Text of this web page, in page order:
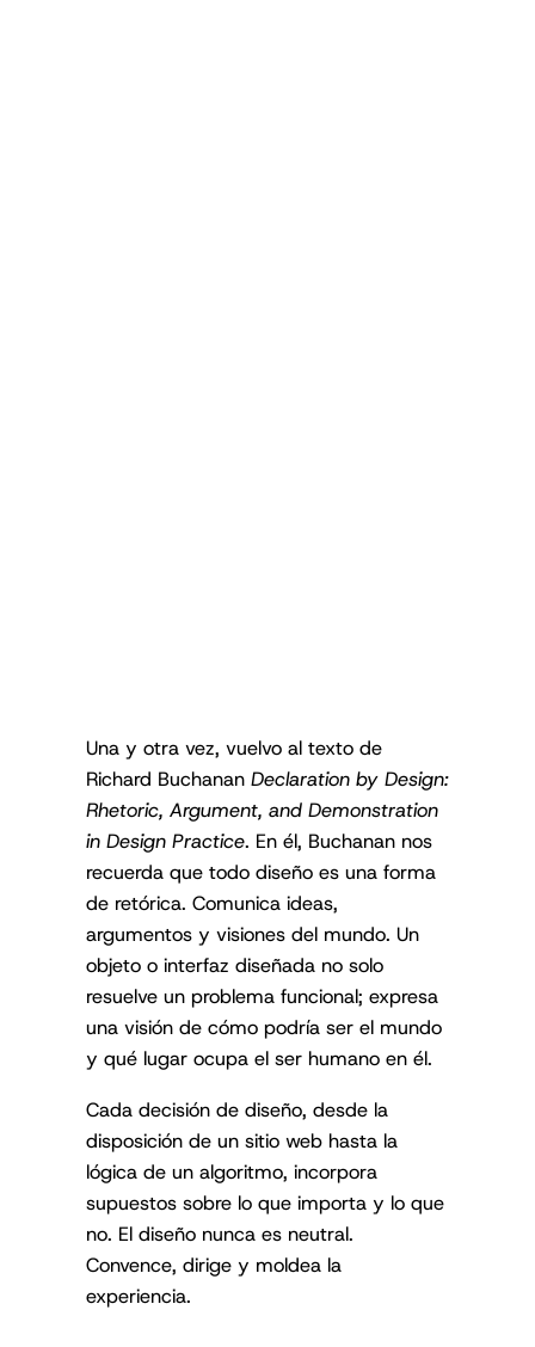
Una y otra vez, vuelvo al texto de
Richard Buchanan Declaration by Design:
Rhetoric, Argument, and Demonstration
in Design Practice. En él, Buchanan nos
recuerda que todo diseño es una forma
de retórica. Comunica ideas,
argumentos y visiones del mundo. Un
objeto o interfaz diseñada no solo
resuelve un problema funcional; expresa
una visión de cómo podría ser el mundo
y qué lugar ocupa el ser humano en él.
Cada decisión de diseño, desde la
disposición de un sitio web hasta la
lógica de un algoritmo, incorpora
supuestos sobre lo que importa y lo que
no. El diseño nunca es neutral.
Convence, dirige y moldea la
experiencia.